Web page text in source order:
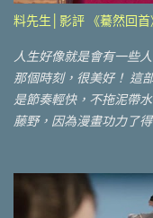
殺出圍城呢？ ■神經緊
的劇情之簡單。 偷渡客
但是被框了之後，逃到
沒有過的安逸生活。 但
場一場的事件堆疊導火
幾乎無法靠背而坐，因
的物件與劇情相呼應
情持續發展，像是麻將
料先生│影評 《驀然回
人生好像就是會有一些
那個時刻，很美好！ 這
是節奏輕快，不拖泥帶
藤野，因為漫畫功力了
是似乎京本同學對於藤
崇拜關係，兩個人也就